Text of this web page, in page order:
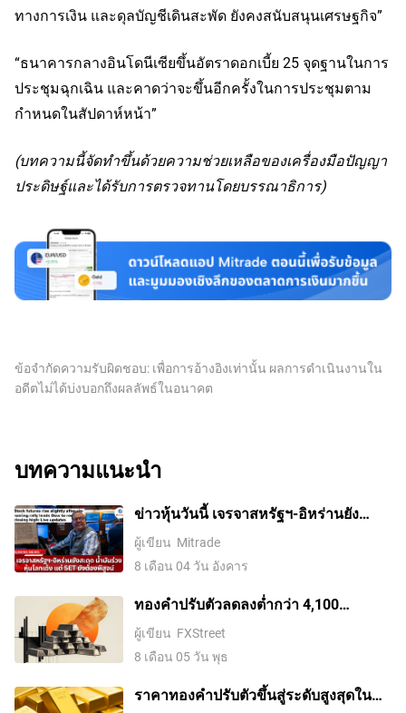
ทางการเงิน และดุลบัญชีเดินสะพัด ยังคงสนับสนุนเศรษฐกิจ”
“ธนาคารกลางอินโดนีเซียขึ้นอัตราดอกเบี้ย 25 จุดฐานในการ
ประชุมฉุกเฉิน และคาดว่าจะขึ้นอีกครั้งในการประชุมตาม
กำหนดในสัปดาห์หน้า”
(บทความนี้จัดทำขึ้นด้วยความช่วยเหลือของเครื่องมือปัญญา
ประดิษฐ์และได้รับการตรวจทานโดยบรรณาธิการ)
ข้อจำกัดความรับผิดชอบ: เพื่อการอ้างอิงเท่านั้น ผลการดำเนินงานใน
อดีตไม่ได้บ่งบอกถึงผลลัพธ์ในอนาคต
บทความแนะนำ
ข่าวหุ้นวันนี้ เจรจาสหรัฐฯ-อิหร่านยัง
สะดุด น้ำมันร่วง หุ้นโลกเด้ง แต่ SET ยัง
ต้องพิสูจน์
ผู้เขียน Mitrade
8 เดือน 04 วัน อังคาร
ทองคำปรับตัวลดลงต่ำกว่า 4,100
ดอลลาร์ ขณะที่ตลาดจับตาการเจรจา
ระหว่างสหรัฐฯ กับอิหร่าน
ผู้เขียน FXStreet
8 เดือน 05 วัน พุธ
ราคาทองคําปรับตัวขึ้นสู่ระดับสูงสุดใน